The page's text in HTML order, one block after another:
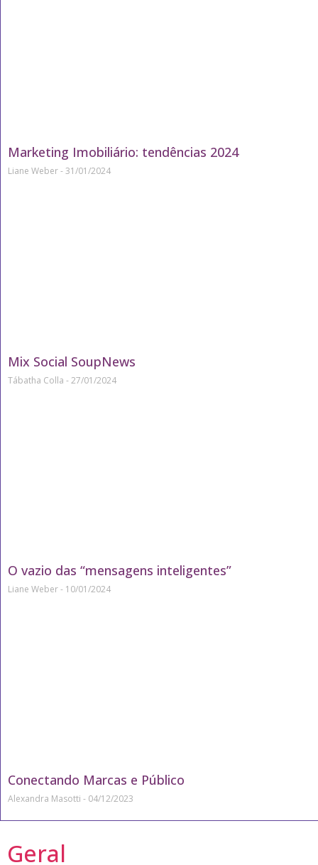
Marketing Imobiliário: tendências 2024
Liane Weber 31/01/2024
Mix Social SoupNews
Tábatha Colla 27/01/2024
O vazio das “mensagens inteligentes”
Liane Weber 10/01/2024
Conectando Marcas e Público
Alexandra Masotti 04/12/2023
Geral